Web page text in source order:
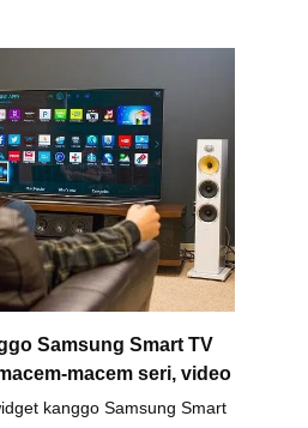
Samsung Smart TV
macem seri, video
kanggo Samsung Smart